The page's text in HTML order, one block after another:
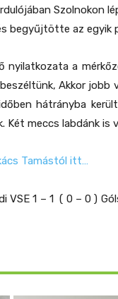
Szolnokon
begyűjtötte az egyik
nyilatkozata a
Akkor jobb
hátrányba
Két meccs labdánk is
Tamástól itt…
VSE 1 – 1 ( 0 – 0 )